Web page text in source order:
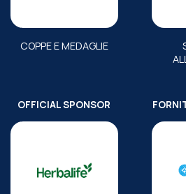
COPPE E MEDAGLIE
OFFICIAL SPONSOR